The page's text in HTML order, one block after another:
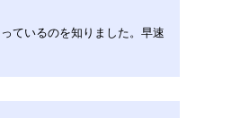
ているのを知りました。早速